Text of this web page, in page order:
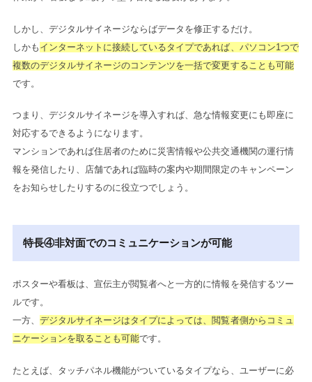
しかし、デジタルサイネージならばデータを修正するだけ。
しかも インターネットに接続しているタイプであれば、パソコン1つで
複数のデジタルサイネージのコンテンツを一括で変更することも可能
です。
つまり、デジタルサイネージを導入すれば、急な情報変更にも即座に
対応するできるようになります。
マンションであれば住居者のために災害情報や公共交通機関の運行情
報を発信したり、店舗であれば臨時の案内や期間限定のキャンペーン
をお知らせしたりするのに役立つでしょう。
特長④非対面でのコミュニケーションが可能
ポスターや看板は、宣伝主が閲覧者へと一方的に情報を発信するツー
ルです。
一方、 デジタルサイネージはタイプによっては、閲覧者側からコミュ
ニケーションを取ることも可能です。
たとえば、タッチパネル機能がついているタイプなら、ユーザーに必